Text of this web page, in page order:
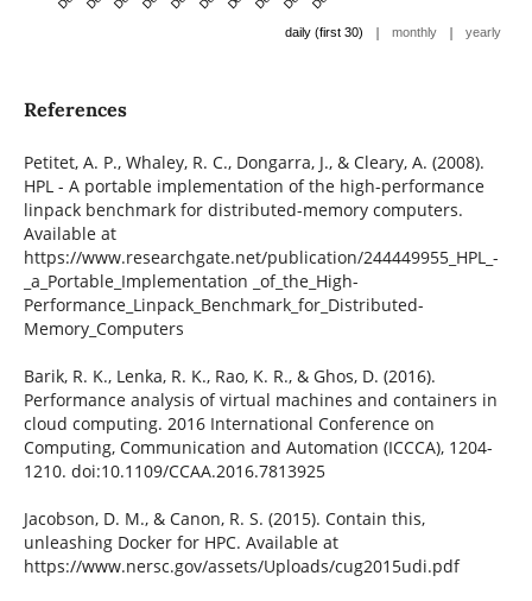
daily (first 30) | monthly | yearly
References
Petitet, A. P., Whaley, R. C., Dongarra, J., & Cleary, A. (2008).
HPL - A portable implementation of the high-performance
linpack benchmark for distributed-memory computers.
Available at
https://www.researchgate.net/publication/244449955_HPL_-
_a_Portable_Implementation _of_the_High-
Performance_Linpack_Benchmark_for_Distributed-
Memory_Computers
Barik, R. K., Lenka, R. K., Rao, K. R., & Ghos, D. (2016).
Performance analysis of virtual machines and containers in
cloud computing. 2016 International Conference on
Computing, Communication and Automation (ICCCA), 1204-
1210. doi:10.1109/CCAA.2016.7813925
Jacobson, D. M., & Canon, R. S. (2015). Contain this,
unleashing Docker for HPC. Available at
https://www.nersc.gov/assets/Uploads/cug2015udi.pdf